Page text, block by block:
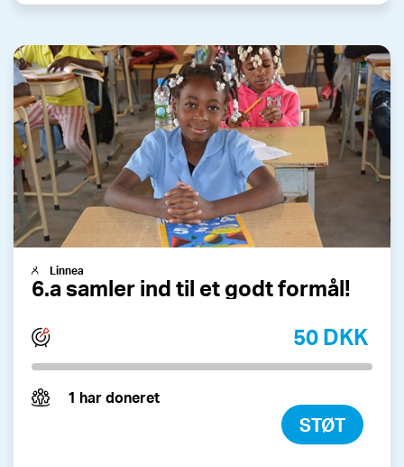
Linnea
6.a samler ind til et godt formål!
50 DKK
1 har doneret
STØT